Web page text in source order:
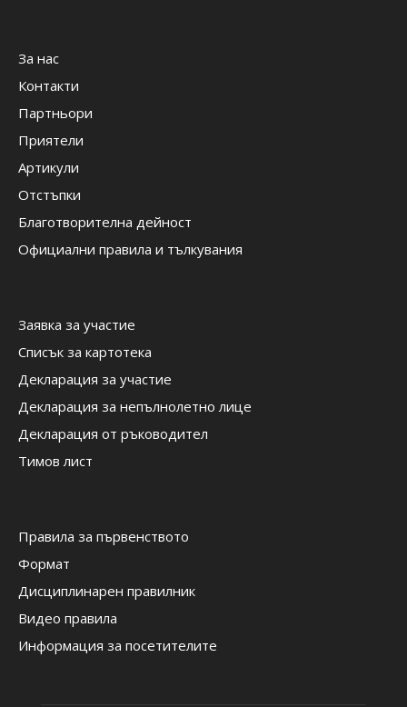
За нас
Контакти
Партньори
Приятели
Артикули
Отстъпки
Благотворителна дейност
Официални правила и тълкувания
Заявка за участие
Списък за картотека
Декларация за участие
Декларация за непълнолетно лице
Декларация от ръководител
Тимов лист
Правила за първенството
Формат
Дисциплинарен правилник
Видео правила
Информация за посетителите